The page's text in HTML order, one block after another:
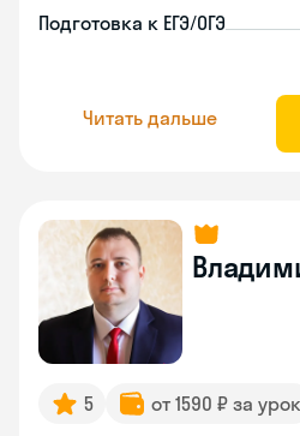
Подготовка к ЕГЭ/ОГЭ
Читать дальше
5 от 1590 ₽ за урок